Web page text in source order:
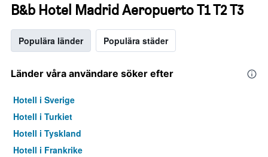
B&b Hotel Madrid Aeropuerto T1 T2 T3
Populära länder Populära städer
Länder våra användare söker efter
Hotell i Sverige
Hotell i Turkiet
Hotell i Tyskland
Hotell i Frankrike